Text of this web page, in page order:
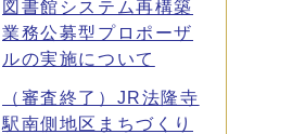
図書館システム再構築
業務公募型プロポーザ
ルの実施について
（審査終了）JR法隆寺
駅南側地区まちづくり